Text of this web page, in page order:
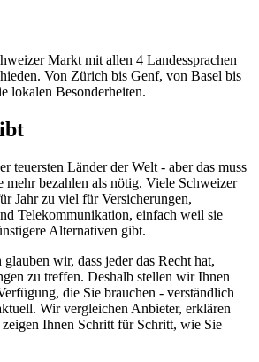
Markt mit allen 4 Landessprachen
Von Zürich bis Genf, von Basel bis
lokalen Besonderheiten.
teuersten Länder der Welt - aber das muss
mehr bezahlen als nötig. Viele Schweizer
Jahr zu viel für Versicherungen,
Telekommunikation, einfach weil sie
Alternativen gibt.
wir, dass jeder das Recht hat,
zu treffen. Deshalb stellen wir Ihnen
die Sie brauchen - verständlich
Wir vergleichen Anbieter, erklären
Ihnen Schritt für Schritt, wie Sie